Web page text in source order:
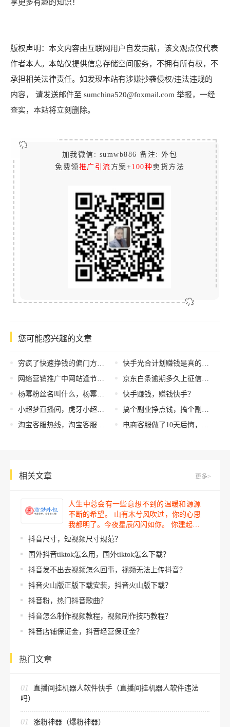
享更多有趣的知识！
版权声明：本文内容由互联网用户自发贡献，该文观点仅代表
作者本人。本站仅提供信息存储空间服务，不拥有所有权，不
承担相关法律责任。如发现本站有涉嫌抄袭侵权/违法违规的
内容， 请发送邮件至 sumchina520@foxmail.com 举报，一经
查实，本站将立刻删除。
加我微信: sumwb886 备注: 外包
免费领 推广引流 方案+100种卖货方法
您可能感兴趣的文章
穷疯了快速挣钱的偏门方法，穷疯了快速挣钱的偏门方法(如何快速赚到100万)？
网络营销推广中网站逢节降权的原因！
杨幂粉丝名叫什么，杨幂粉丝叫什么名字？
小超梦直播间，虎牙小超梦在哪里直播？
淘宝客服热线，淘宝客服热线24小时人工服务？
快手光合计划赚钱是真的吗，光合计划赚钱评测？
京东白条逾期多久上征信，京东白条逾期多久上征信_逾期几天上征信？
快手赚钱，赚钱快手？
搞个副业挣点钱，搞个副业挣点钱的说说
电商客服做了10天后悔，电商客服值得入坑吗？
相关文章 更多>
人生中总会有一些意想不到的温暖和源源
不断的希望。 山有木兮风吹过，你的心思
我都明了。今夜星辰闪闪如你。 你建起…
抖音尺寸，短视频尺寸规范？
国外抖音tiktok怎么用，国外tiktok怎么下载？
抖音发不出去视频怎么回事，视频无法上传抖音？
抖音火山版正版下载安装，抖音火山版下载？
抖音粉，热门抖音歌曲？
抖音怎么制作视频教程，视频制作技巧教程？
抖音店铺保证金，抖音经营保证金？
热门文章
01
直播间挂机器人软件快手（直播间挂机器人软件违法
吗）
01 涨粉神器（爆粉神器）